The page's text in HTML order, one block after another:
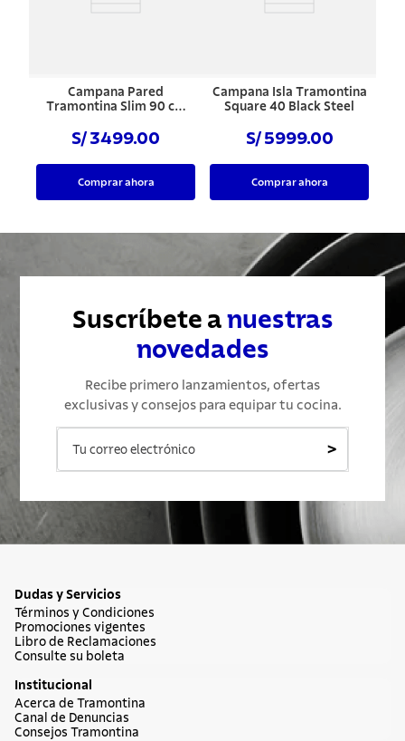
Campana Pared
Tramontina Slim 90 cm
S/ 3499.00
Comprar ahora
Campana Isla Tramontina
Square 40 Black Steel
S/ 5999.00
Comprar ahora
Suscríbete a nuestras
novedades
Recibe primero lanzamientos, ofertas
exclusivas y consejos para equipar tu cocina.
>
Dudas y Servicios
Términos y Condiciones
Promociones vigentes
Libro de Reclamaciones
Consulte su boleta
Institucional
Acerca de Tramontina
Canal de Denuncias
Consejos Tramontina